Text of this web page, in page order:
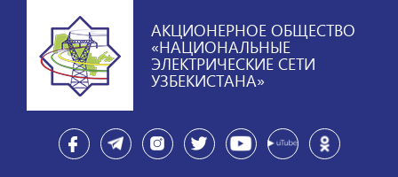
АКЦИОНЕРНОЕ ОБЩЕСТВО
«НАЦИОНАЛЬНЫЕ
ЭЛЕКТРИЧЕСКИЕ СЕТИ
УЗБЕКИСТАНА»